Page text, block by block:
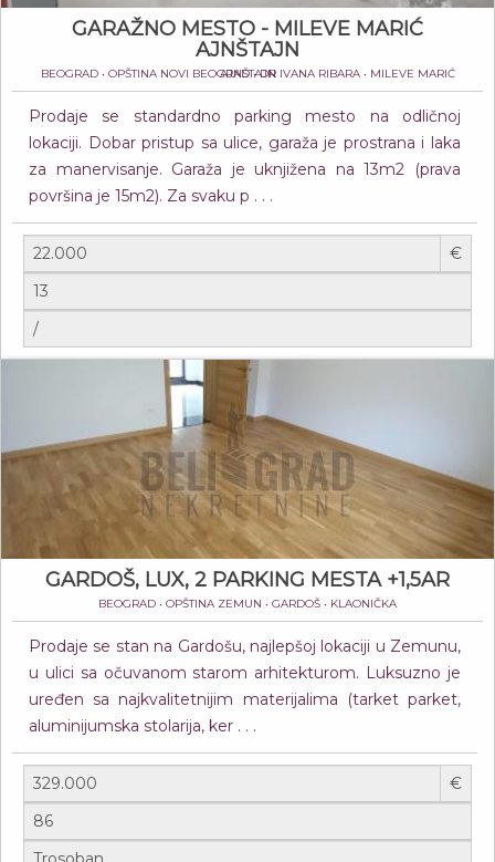
GARAŽNO MESTO - MILEVE MARIĆ
AJNŠTAJN
BEOGRAD • OPŠTINA NOVI BEOGRAD • DR IVANA RIBARA • MILEVE MARIĆ AJNŠTAJN
Prodaje se standardno parking mesto na odličnoj
lokaciji. Dobar pristup sa ulice, garaža je prostrana i laka
za manervisanje. Garaža je uknjižena na 13m2 (prava
površina je 15m2). Za svaku p . . .
€
GARDOŠ, LUX, 2 PARKING MESTA +1,5AR
BEOGRAD • OPŠTINA ZEMUN • GARDOŠ • KLAONIČKA
Prodaje se stan na Gardošu, najlepšoj lokaciji u Zemunu,
u ulici sa očuvanom starom arhitekturom. Luksuzno je
uređen sa najkvalitetnijim materijalima (tarket parket,
aluminijumska stolarija, ker . . .
€